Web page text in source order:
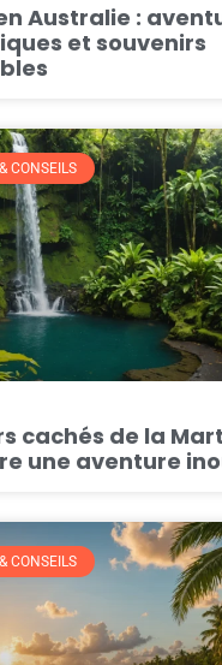
Australie :
et souvenirs
CONSEILS
cachés de la
une aventure
CONSEILS